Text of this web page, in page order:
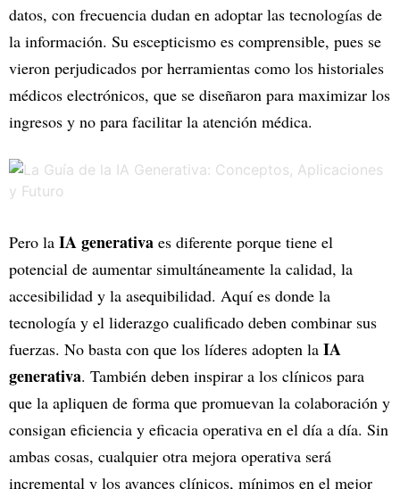
datos, con frecuencia dudan en adoptar las tecnologías de
la información. Su escepticismo es comprensible, pues se
vieron perjudicados por herramientas como los historiales
médicos electrónicos, que se diseñaron para maximizar los
ingresos y no para facilitar la atención médica.
Pero la IA generativa es diferente porque tiene el
potencial de aumentar simultáneamente la calidad, la
accesibilidad y la asequibilidad. Aquí es donde la
tecnología y el liderazgo cualificado deben combinar sus
fuerzas. No basta con que los líderes adopten la IA
generativa. También deben inspirar a los clínicos para
que la apliquen de forma que promuevan la colaboración y
consigan eficiencia y eficacia operativa en el día a día. Sin
ambas cosas, cualquier otra mejora operativa será
incremental y los avances clínicos, mínimos en el mejor